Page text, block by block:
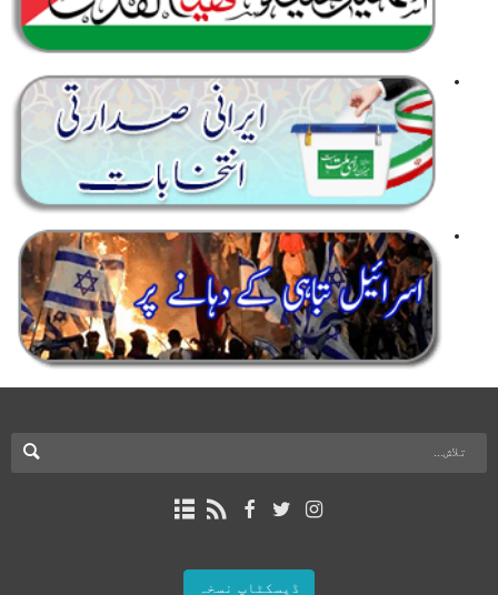
ڈیسکٹاپ نسخہ